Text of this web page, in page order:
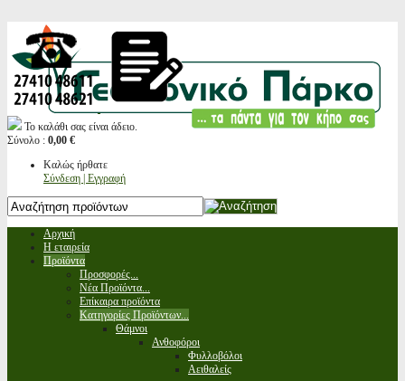
Το καλάθι σας είναι άδειο.
Σύνολο : 0,00 €
Καλώς ήρθατε
Σύνδεση | Εγγραφή
Αρχική
Η εταιρεία
Προϊόντα
Προσφορές...
Νέα Προϊόντα...
Επίκαιρα προϊόντα
Κατηγορίες Προϊόντων...
Θάμνοι
Ανθοφόροι
Φυλλοβόλοι
Αειθαλείς